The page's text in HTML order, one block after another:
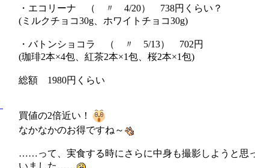
・エコリーナ （ 〃 4/20） 738円くらい？
(ミルクチョコ30g、ホワイトチョコ30g)
・バトンショコラ （ 〃 5/13） 702円
(珈琲2本×4包、紅茶2本×1包、桜2本×1包)
総額 1980円くらい
買値の2倍近い！
なかなかのお得ですね～
……って、実食する時にさらに中身も撮影しようと思
いました……